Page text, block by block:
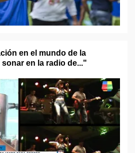
en el mundo de la
en la radio de..."